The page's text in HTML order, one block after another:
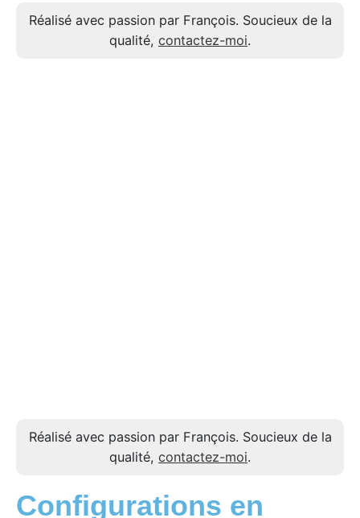
Réalisé avec passion par François. Soucieux de la
qualité, contactez-moi.
Réalisé avec passion par François. Soucieux de la
qualité, contactez-moi.
Configurations en